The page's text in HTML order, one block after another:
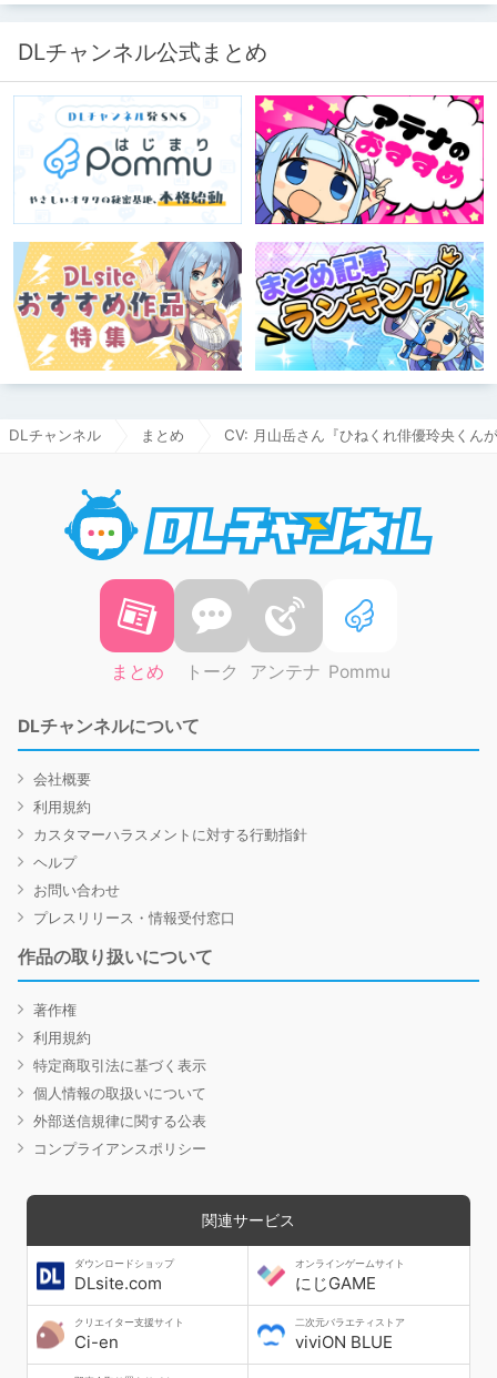
DLチャンネル公式まとめ
DLチャンネル まとめ CV: 月山岳さん『ひねくれ俳優玲央くん
まとめ トーク アンテナ Pommu
DLチャンネルについて
会社概要
利用規約
カスタマーハラスメントに対する行動指針
ヘルプ
お問い合わせ
プレスリリース・情報受付窓口
作品の取り扱いについて
著作権
利用規約
特定商取引法に基づく表示
個人情報の取扱いについて
外部送信規律に関する公表
コンプライアンスポリシー
関連サービス
ダウンロードショップ
DLsite.com
オンラインゲームサイト
にじGAME
クリエイター支援サイト
Ci-en
二次元バラエティストア
viviON BLUE